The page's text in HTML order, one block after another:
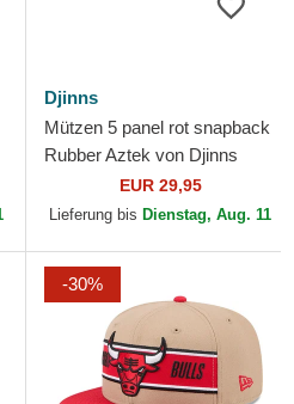
Djinns
Mützen 5 panel rot snapback
Rubber Aztek von Djinns
EUR 29,95
Lieferung bis Dienstag, Aug. 11
-30%